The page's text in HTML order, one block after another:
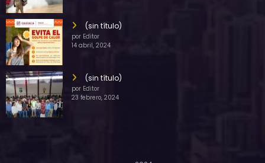
(sin título)
por Editor
14 abril, 2024
(sin título)
por Editor
23 febrero, 2024